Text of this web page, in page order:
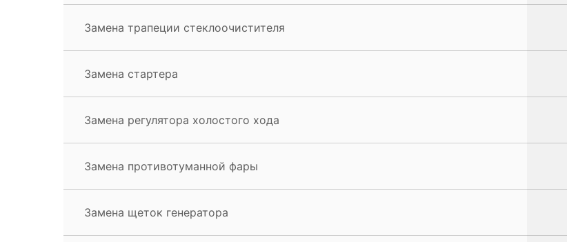
Замена трапеции стеклоочистителя
Замена стартера
Замена регулятора холостого хода
Замена противотуманной фары
Замена щеток генератора